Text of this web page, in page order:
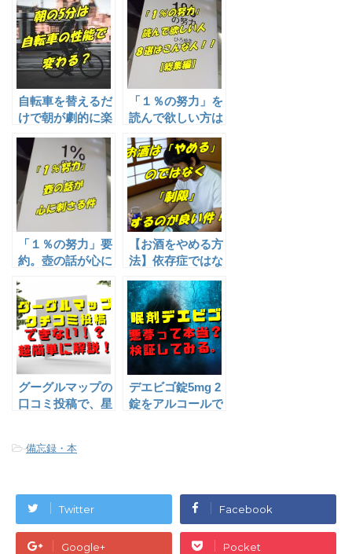
になった件！！
自転車を替えるだ
けで朝が劇的に楽
（時短）になる件
「１％の努力」を
読んで欲しい方は
こういう人8選
【総集編】
「１％の努力」要
約。壺の話が心に
刺さる件【感想・
ネタバレ】
【お酒をやめる方
法】依存症ではな
いが、律する方
法！？
グーグルマップの
口コミ投稿で、星
デエビゴ錠5mg 2
錠をアルコールで
-備忘録・本
Twitter Facebook
Google+ Pocket